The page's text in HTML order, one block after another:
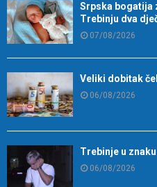
Srpska bogatija
Trebinju dva
07/08/2026
Veliki dobitak
06/08/2026
Trebinje u
06/08/2026